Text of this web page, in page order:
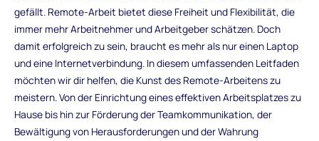
gefällt. Remote-Arbeit bietet diese Freiheit und Flexibilität, die
immer mehr Arbeitnehmer und Arbeitgeber schätzen. Doch
damit erfolgreich zu sein, braucht es mehr als nur einen Laptop
und eine Internetverbindung. In diesem umfassenden Leitfaden
möchten wir dir helfen, die Kunst des Remote-Arbeitens zu
meistern. Von der Einrichtung eines effektiven Arbeitsplatzes zu
Hause bis hin zur Förderung der Teamkommunikation, der
Bewältigung von Herausforderungen und der Wahrung